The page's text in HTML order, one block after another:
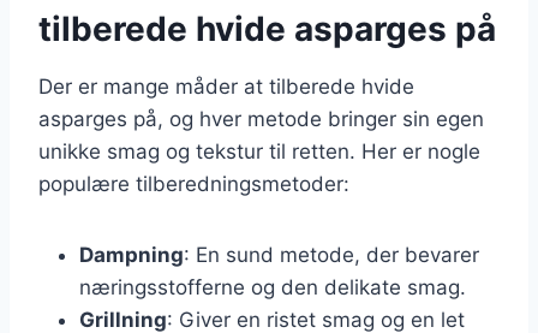
tilberede hvide asparges på
Der er mange måder at tilberede hvide
asparges på, og hver metode bringer sin egen
unikke smag og tekstur til retten. Her er nogle
populære tilberedningsmetoder:
Dampning: En sund metode, der bevarer
næringsstofferne og den delikate smag.
Grillning: Giver en ristet smag og en let